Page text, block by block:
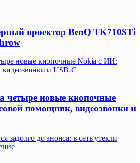
проектор BenQ TK710STi
новые кнопочные Nokia с ИИ:
и USB-C
четыре новые кнопочные
помощник, видеозвонки и
задолго до анонса: в сеть утекли